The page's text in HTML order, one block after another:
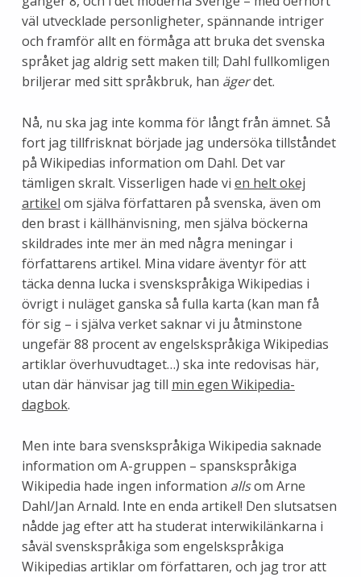
väl utvecklade personligheter, spännande intriger
och framför allt en förmåga att bruka det svenska
språket jag aldrig sett maken till; Dahl fullkomligen
briljerar med sitt språkbruk, han ägerdet.
Nå, nu ska jag inte komma för långt från ämnet. Så
fort jag tillfrisknat började jag undersöka tillståndet
på Wikipedias information om Dahl. Det var
tämligen skralt. Visserligen hade vi en helt okej
artikel om själva författaren på svenska, även om
den brast i källhänvisning, men själva böckerna
skildrades inte mer än med några meningar i
författarens artikel. Mina vidare äventyr för att
täcka denna lucka i svenskspråkiga Wikipedias i
övrigt i nuläget ganska så fulla karta (kan man få
för sig – i själva verket saknar vi ju åtminstone
ungefär 88 procent av engelskspråkiga Wikipedias
artiklar överhuvudtaget…) ska inte redovisas här,
utan där hänvisar jag till min egen Wikipedia-
dagbok.
Men inte bara svenskspråkiga Wikipedia saknade
information om A-gruppen – spanskspråkiga
Wikipedia hade ingen information allsom Arne
Dahl/Jan Arnald. Inte en enda artikel! Den slutsatsen
nådde jag efter att ha studerat interwikilänkarna i
såväl svenskspråkiga som engelskspråkiga
Wikipedias artiklar om författaren, och jag tror att